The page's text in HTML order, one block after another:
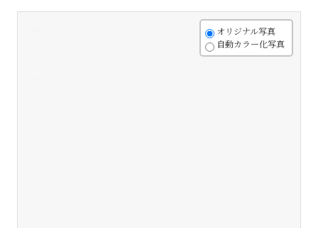
オリジナル写真
自動カラー化写真